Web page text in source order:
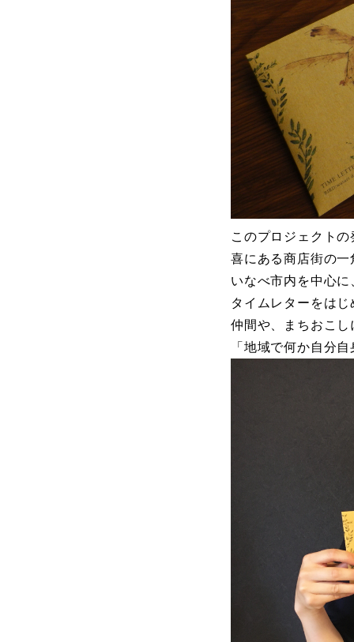
このプロジェクト
喜にある商店街の
いなべ市内を中心
タイムレターをは
仲間や、まちおこ
「地域で何か自分